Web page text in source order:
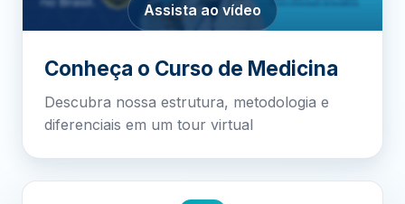
Assista ao vídeo
Conheça o Curso de Medicina
Descubra nossa estrutura, metodologia e
diferenciais em um tour virtual